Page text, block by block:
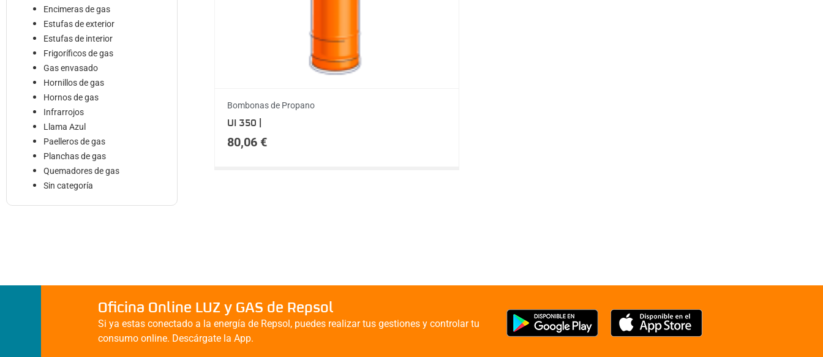
Encimeras de gas
Estufas de exterior
Estufas de interior
Frigoríficos de gas
Gas envasado
Hornillos de gas
Hornos de gas
Infrarrojos
Llama Azul
Paelleros de gas
Planchas de gas
Quemadores de gas
Sin categoría
Bombonas de Propano
UI 350 |
80,06 €
Oficina Online LUZ y GAS de Repsol
Si ya estas conectado a la energía de Repsol, puedes realizar tus gestiones y controlar tu
consumo online. Descárgate la App.